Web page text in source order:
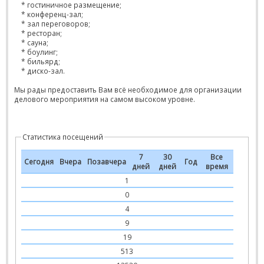
* гостиничное размещение;
* конференц-зал;
* зал переговоров;
* ресторан;
* сауна;
* боулинг;
* бильярд;
* диско-зал.
Мы рады предоставить Вам всё необходимое для организации
делового мероприятия на самом высоком уровне.
Статистика посещений
Сегодня Вчера Позавчера
7
дней
30
дней
Год
Все
время
1
0
4
9
19
513